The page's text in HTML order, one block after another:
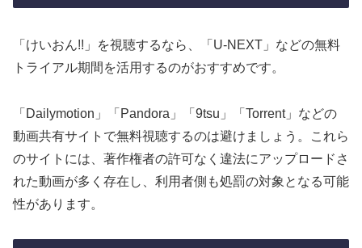
「けいおん!!」を視聴するなら、「U-NEXT」などの無料
トライアル期間を活用するのがおすすめです。
「Dailymotion」「Pandora」「9tsu」「Torrent」などの
動画共有サイトで無料視聴するのは避けましょう。これら
のサイトには、著作権者の許可なく違法にアップロードさ
れた動画が多く存在し、利用者側も処罰の対象となる可能
性があります。